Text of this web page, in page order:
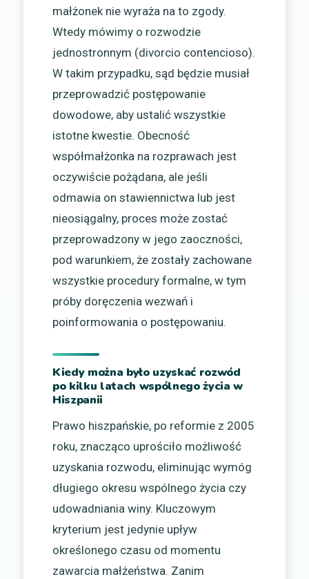
małżonek nie wyraża na to zgody.
Wtedy mówimy o rozwodzie
jednostronnym (divorcio contencioso).
W takim przypadku, sąd będzie musiał
przeprowadzić postępowanie
dowodowe, aby ustalić wszystkie
istotne kwestie. Obecność
współmałżonka na rozprawach jest
oczywiście pożądana, ale jeśli
odmawia on stawiennictwa lub jest
nieosiągalny, proces może zostać
przeprowadzony w jego zaoczności,
pod warunkiem, że zostały zachowane
wszystkie procedury formalne, w tym
próby doręczenia wezwań i
poinformowania o postępowaniu.
Kiedy można było uzyskać rozwód
po kilku latach wspólnego życia w
Hiszpanii
Prawo hiszpańskie, po reformie z 2005
roku, znacząco uprościło możliwość
uzyskania rozwodu, eliminując wymóg
długiego okresu wspólnego życia czy
udowadniania winy. Kluczowym
kryterium jest jedynie upływ
określonego czasu od momentu
zawarcia małżeństwa. Zanim